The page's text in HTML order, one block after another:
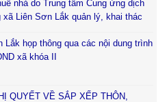
nhà do Trung tâm Cung ứng dịch
Liên Sơn Lắk quản lý, khai thác
Lắk họp thông qua các nội dung trình
xã khóa II
QUYẾT VỀ SẮP XẾP THÔN,